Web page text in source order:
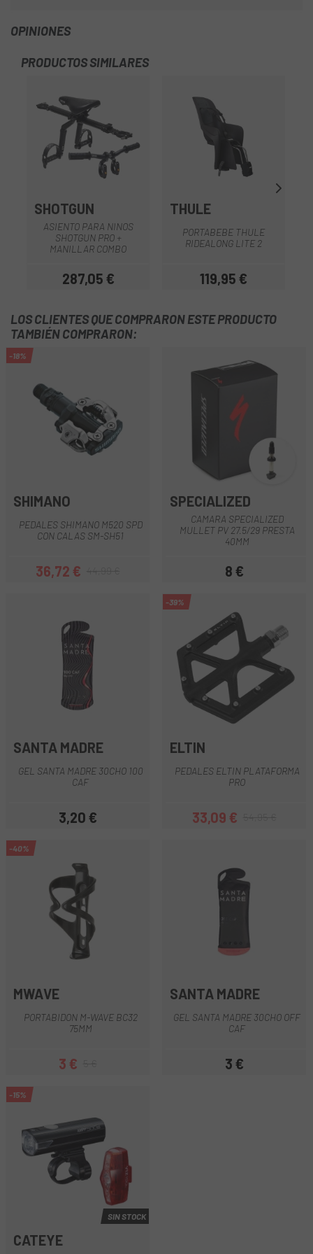
OPINIONES
PRODUCTOS SIMILARES
SHOTGUN
ASIENTO PARA NINOS
SHOTGUN PRO +
MANILLAR COMBO
Precio
287,05 €
THULE
PORTABEBE THULE
RIDEALONG LITE 2
Precio
119,95 €
LOS CLIENTES QUE COMPRARON ESTE PRODUCTO
TAMBIÉN COMPRARON:
-18%
SHIMANO
PEDALES SHIMANO M520 SPD
CON CALAS SM-SH51
Precio
36,72 €Precio regular
SPECIALIZED
CAMARA SPECIALIZED
MULLET PV 27.5/29 PRESTA
40MM
Precio
8 €
SANTA MADRE
GEL SANTA MADRE 30CHO 100
CAF
Precio
3,20 €
-39%
ELTIN
PEDALES ELTIN PLATAFORMA
PRO
Precio
33,09 €Precio regular
-40%
MWAVE
PORTABIDON M-WAVE BC32
75MM
Precio
3 €Precio regular
SANTA MADRE
GEL SANTA MADRE 30CHO OFF
CAF
Precio
3 €
-15%
SIN STOCK
CATEYE